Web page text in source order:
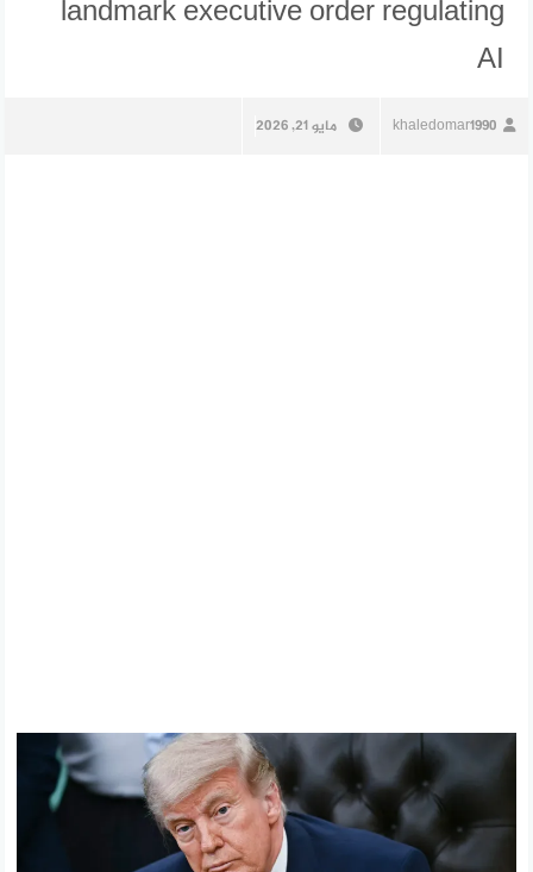
landmark executive order regulating
AI
khaledomar1990 مايو 21, 2026